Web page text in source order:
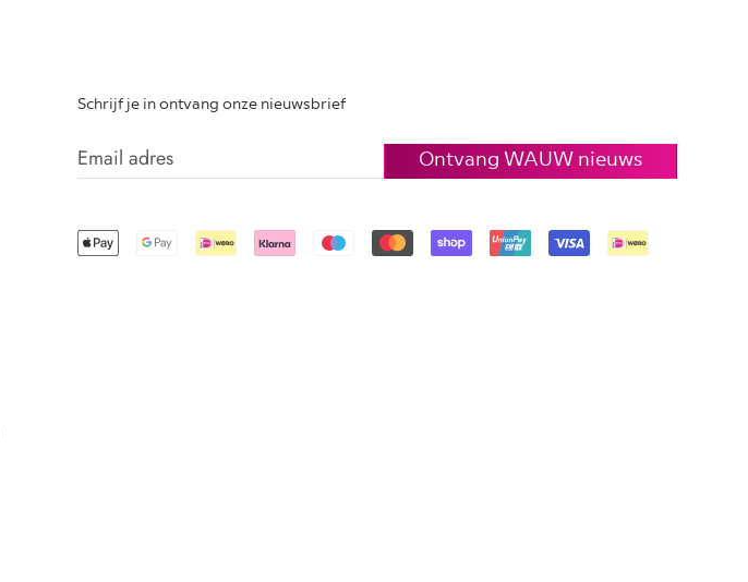
Schrijf je in ontvang onze nieuwsbrief
Ontvang WAUW nieuws